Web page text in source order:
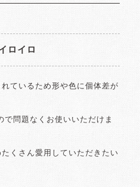
ロイロ
ているため形や色に個体差が
問題なくお使いいただけま
くさん愛用していただきたい